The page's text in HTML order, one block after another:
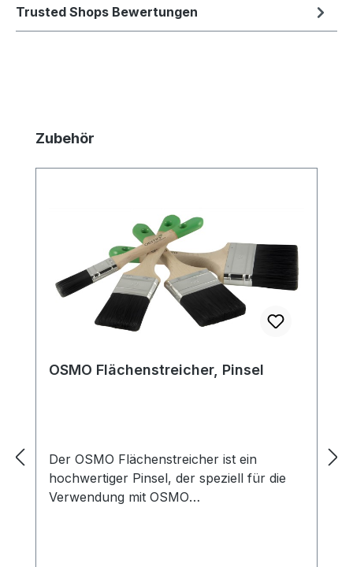
Trusted Shops Bewertungen
Produktgalerie überspringen
Zubehör
OSMO Flächenstreicher, Pinsel
Der OSMO Flächenstreicher ist ein
hochwertiger Pinsel, der speziell für die
Verwendung mit OSMO